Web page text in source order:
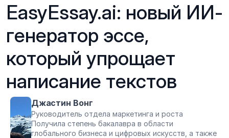
EasyEssay.ai: новый ИИ-
генератор эссе,
который упрощает
написание текстов
Джастин Вонг
Руководитель отдела маркетинга и роста
Получила степень бакалавра в области
глобального бизнеса и цифровых искусств, а также